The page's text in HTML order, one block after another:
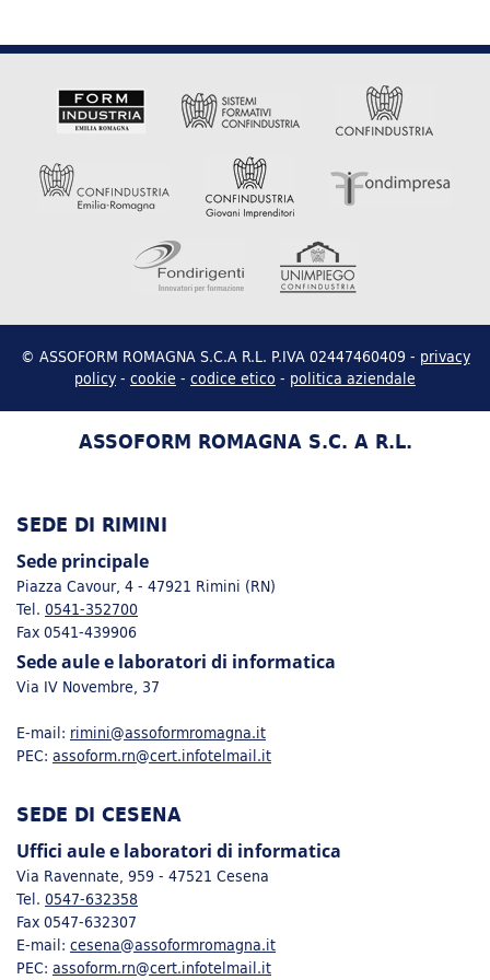
Future for Fashion: il Sistema Moda tra Innovazione e
FONDER
Formazione gratuita per la Scuola e i servizi Socio Educativi
Vedi le offerte di lavoro della sede di Rimini di Unimpiego
Confindustria
formazione per i propri dipendenti, crescere in competitività e
qualità.
Apprendistato
La normativa sull’apprendistato prevede, per tutte le aziende
che assumono apprendisti, l’obbligo di far partecipare tali
lavoratori ad un PERCORSO di formazione formale di 120
ERASMUS+
gioventù e lo sport
© ASSOFORM ROMAGNA S.C.A R.L. P.IVA 02447460409 - privacy
policy- cookie - codice etico - politica aziendale
ASSOFORM ROMAGNA S.C. A R.L.
SEDE DI RIMINI
Sede principale
Piazza Cavour, 4 - 47921 Rimini (RN)
Tel. 0541-352700
Fax 0541-439906
Sede aule e laboratori di informatica
Via IV Novembre, 37
E-mail: rimini@assoformromagna.it
PEC: assoform.rn@cert.infotelmail.it
SEDE DI CESENA
Uffici aule e laboratori di informatica
Via Ravennate, 959 - 47521 Cesena
Tel. 0547-632358
Fax 0547-632307
E-mail: cesena@assoformromagna.it
PEC: assoform.rn@cert.infotelmail.it